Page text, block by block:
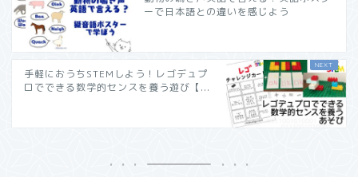
ーで日本語との違いを感じよう
手軽におうちSTEMしよう！レゴデュプ
ロでできる数学的センスを養う遊び【...